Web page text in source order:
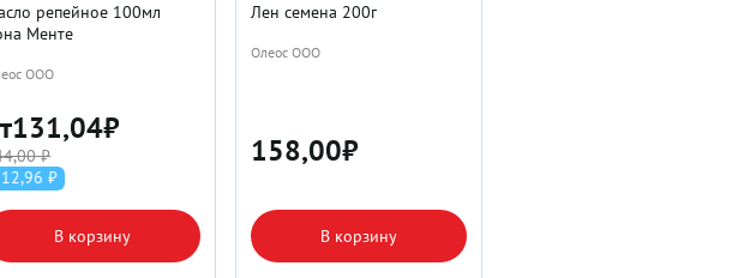
репейное 100мл
Менте
ООО
131,04₽
₽
₽
В корзину
Лен семена 200г
Олеос ООО
158,00₽
В корзину